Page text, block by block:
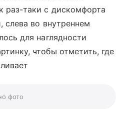
раз-таки с дискомфорта
слева во внутреннем
для наглядности
чтобы отметить, где
фото